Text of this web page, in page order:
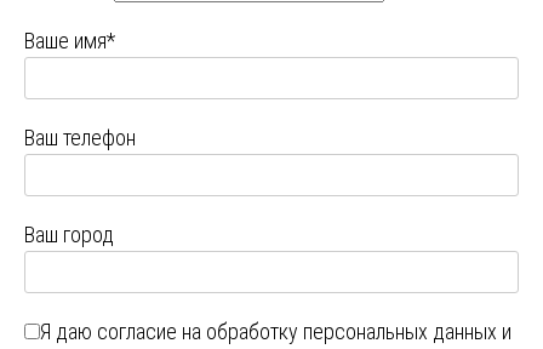
Ваше имя*
Ваш телефон
Ваш город
Я даю согласие на обработку персональных данных и